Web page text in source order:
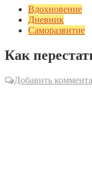
Вдохновение
Дневник
Саморазвитие
Как
Добавить